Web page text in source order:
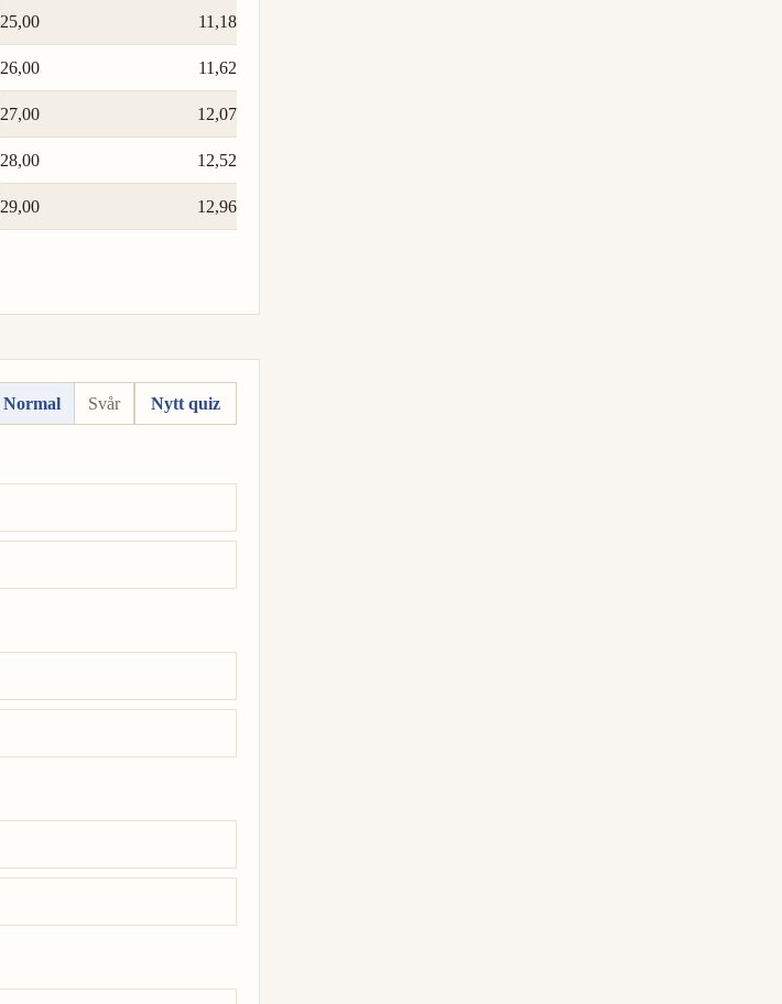
25,00 11,18
26,00 11,62
27,00 12,07
28,00 12,52
29,00 12,96
Normal Svår Nytt quiz